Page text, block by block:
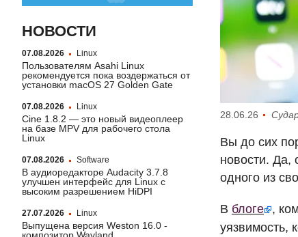
НОВОСТИ
07.08.2026 Linux
Пользователям Asahi Linux
рекомендуется пока воздержаться от
установки macOS 27 Golden Gate
07.08.2026 Linux
Cine 1.8.2 — это новый видеоплеер
на базе MPV для рабочего стола
Linux
07.08.2026 Software
В аудиоредакторе Audacity 3.7.8
улучшен интерфейс для Linux с
высоким разрешением HiDPI
27.07.2026 Linux
Выпущена версия Weston 16.0 -
28.06.26
Вы до сих
новости. Да,
одного из
В блоге
,
уязвимость,